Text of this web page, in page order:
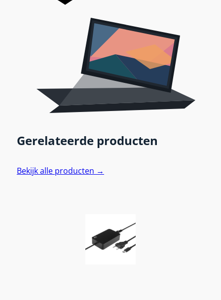
Gerelateerde producten
Bekijk alle producten →